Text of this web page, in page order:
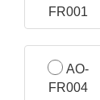
FR001
AO-
FR004